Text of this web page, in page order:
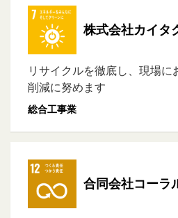
株式会社カイタ
リサイクルを徹底し、現場に
削減に努めます
総合工事業
合同会社コーラ